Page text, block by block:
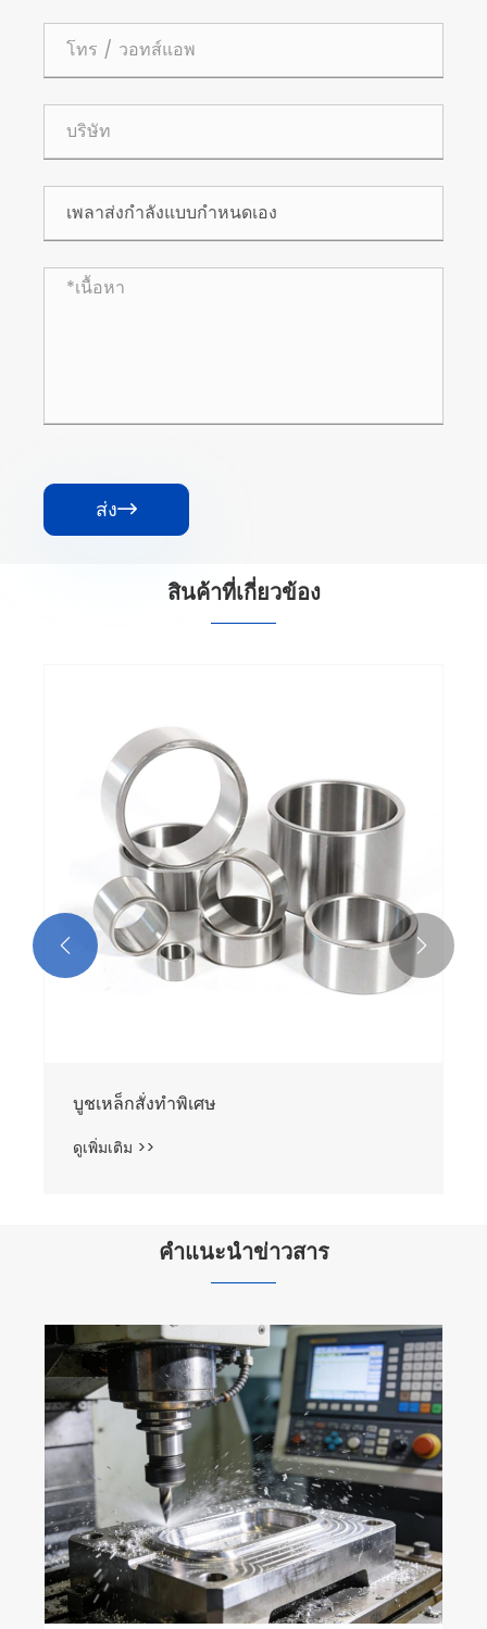
ส่ง
สินค้าที่เกี่ยวข้อง
บูชเหล็กสั่งทำพิเศษ
ดูเพิ่มเติม >>
 
คำแนะนำข่าวสาร